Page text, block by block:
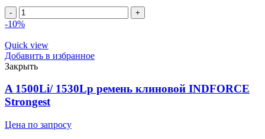
A
1015Li/
ремень
клиновой
INDFORCE
Strongest
quantity
-10%
Quick view
Добавить в избранное
Закрыть
A 1500Li/ 1530Lp ремень клиновой INDFORCE
Strongest
Цена по запросу